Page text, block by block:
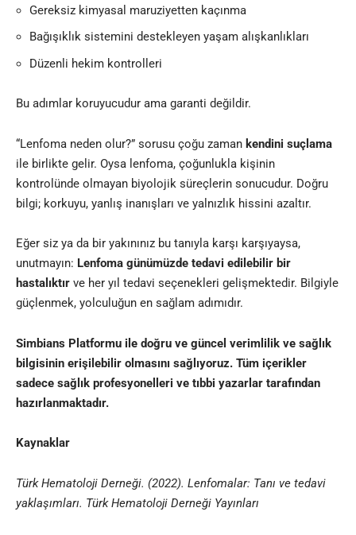
Gereksiz kimyasal maruziyetten kaçınma
Bağışıklık sistemini destekleyen yaşam alışkanlıkları
Düzenli hekim kontrolleri
Bu adımlar koruyucudur ama garanti değildir.
“Lenfoma neden olur?” sorusu çoğu zaman kendini suçlama
ile birlikte gelir. Oysa lenfoma, çoğunlukla kişinin
kontrolünde olmayan biyolojik süreçlerin sonucudur. Doğru
bilgi; korkuyu, yanlış inanışları ve yalnızlık hissini azaltır.
Eğer siz ya da bir yakınınız bu tanıyla karşı karşıyaysa,
unutmayın: Lenfoma günümüzde tedavi edilebilir bir
hastalıktır ve her yıl tedavi seçenekleri gelişmektedir. Bilgiyle
güçlenmek, yolculuğun en sağlam adımıdır.
Simbians Platformu ile doğru ve güncel verimlilik ve sağlık
bilgisinin erişilebilir olmasını sağlıyoruz. Tüm içerikler
sadece sağlık profesyonelleri ve tıbbi yazarlar tarafından
hazırlanmaktadır.
Kaynaklar
Türk Hematoloji Derneği. (2022). Lenfomalar: Tanı ve tedavi
yaklaşımları. Türk Hematoloji Derneği Yayınları